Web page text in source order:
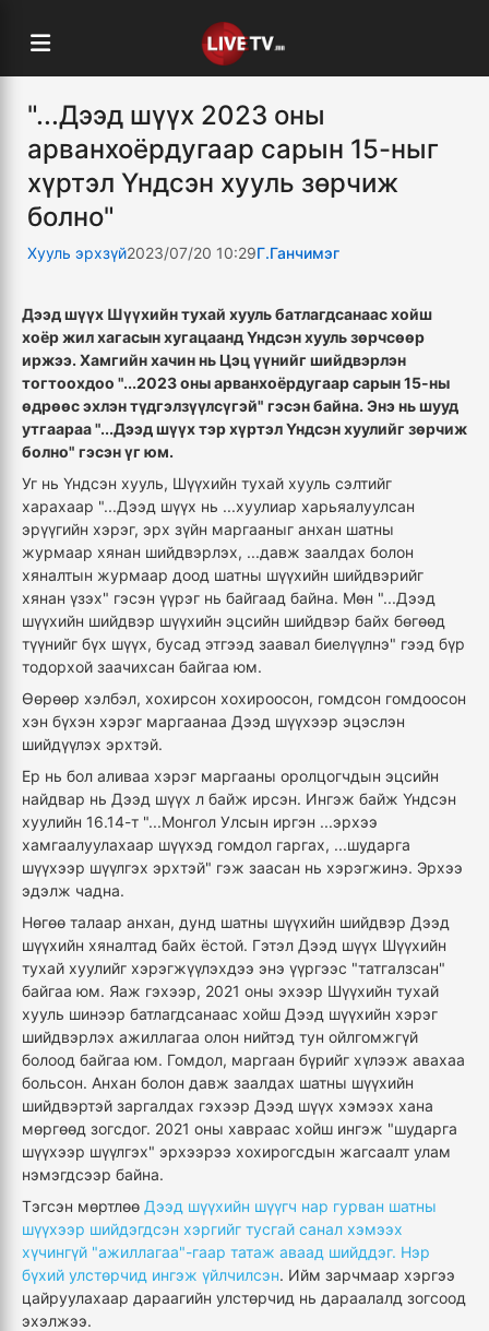
"...Дээд шүүх 2023 оны
арванхоёрдугаар сарын 15-ныг
хүртэл Үндсэн хууль зөрчиж
болно"
Хууль эрхзүй2023/07/20 10:29Г.Ганчимэг
Дээд шүүх Шүүхийн тухай хууль батлагдсанаас хойш
хоёр жил хагасын хугацаанд Үндсэн хууль зөрчсөөр
иржээ. Хамгийн хачин нь Цэц үүнийг шийдвэрлэн
тогтоохдоо "...2023 оны арванхоёрдугаар сарын 15-ны
өдрөөс эхлэн түдгэлзүүлсүгэй" гэсэн байна. Энэ нь шууд
утгаараа "...Дээд шүүх тэр хүртэл Үндсэн хуулийг зөрчиж
болно" гэсэн үг юм.
Уг нь Үндсэн хууль, Шүүхийн тухай хууль сэлтийг
харахаар "...Дээд шүүх нь ...хуулиар харьяалуулсан
эрүүгийн хэрэг, эрх зүйн маргааныг анхан шатны
журмаар хянан шийдвэрлэх, ...давж заалдах болон
хяналтын журмаар доод шатны шүүхийн шийдвэрийг
хянан үзэх" гэсэн үүрэг нь байгаад байна. Мөн "...Дээд
шүүхийн шийдвэр шүүхийн эцсийн шийдвэр байх бөгөөд
түүнийг бүх шүүх, бусад этгээд заавал биелүүлнэ" гээд бүр
тодорхой заачихсан байгаа юм.
Өөрөөр хэлбэл, хохирсон хохироосон, гомдсон гомдоосон
хэн бүхэн хэрэг маргаанаа Дээд шүүхээр эцэслэн
шийдүүлэх эрхтэй.
Ер нь бол аливаа хэрэг маргааны оролцогчдын эцсийн
найдвар нь Дээд шүүх л байж ирсэн. Ингэж байж Үндсэн
хуулийн 16.14-т "...Монгол Улсын иргэн ...эрхээ
хамгаалуулахаар шүүхэд гомдол гаргах, ...шударга
шүүхээр шүүлгэх эрхтэй" гэж заасан нь хэрэгжинэ. Эрхээ
эдэлж чадна.
Нөгөө талаар анхан, дунд шатны шүүхийн шийдвэр Дээд
шүүхийн хяналтад байх ёстой. Гэтэл Дээд шүүх Шүүхийн
тухай хуулийг хэрэгжүүлэхдээ энэ үүргээс "татгалзсан"
байгаа юм. Яаж гэхээр, 2021 оны эхээр Шүүхийн тухай
хууль шинээр батлагдсанаас хойш Дээд шүүхийн хэрэг
шийдвэрлэх ажиллагаа олон нийтэд тун ойлгомжгүй
болоод байгаа юм. Гомдол, маргаан бүрийг хүлээж авахаа
больсон. Анхан болон давж заалдах шатны шүүхийн
шийдвэртэй заргалдах гэхээр Дээд шүүх хэмээх хана
мөргөөд зогсдог. 2021 оны хавраас хойш ингэж "шударга
шүүхээр шүүлгэх" эрхээрээ хохирогсдын жагсаалт улам
нэмэгдсээр байна.
Тэгсэн мөртлөө Дээд шүүхийн шүүгч нар гурван шатны
шүүхээр шийдэгдсэн хэргийг тусгай санал хэмээх
хүчингүй "ажиллагаа"-гаар татаж аваад шийддэг. Нэр
бүхий улстөрчид ингэж үйлчилсэн. Ийм зарчмаар хэргээ
цайруулахаар дараагийн улстөрчид нь дараалалд зогсоод
эхэлжээ.